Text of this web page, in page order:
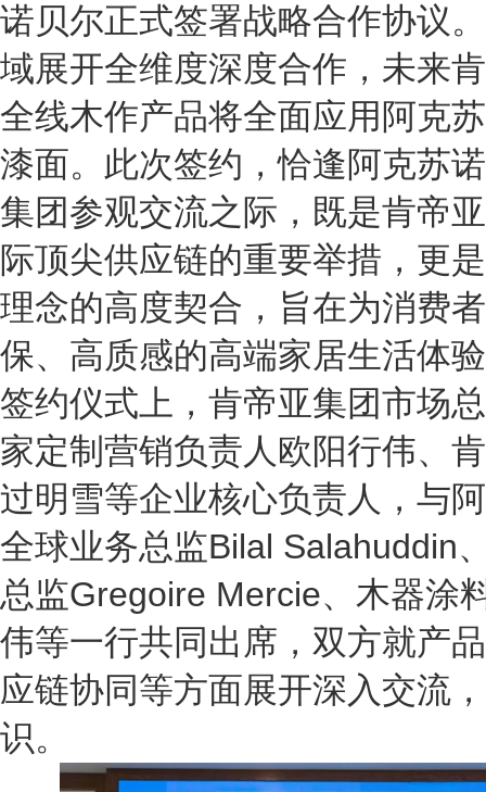
诺贝尔正式签署战略合作协议
域展开全维度深度合作，未来
全线木作产品将全面应用阿克
漆面。此次签约，恰逢阿克苏
集团参观交流之际，既是肯帝
际顶尖供应链的重要举措，更
理念的高度契合，旨在为消费
保、高质感的高端家居生活体
签约仪式上，肯帝亚集团市场
家定制营销负责人欧阳行伟、
过明雪等企业核心负责人，与
全球业务总监Bilal Salahuddin
总监Gregoire Mercie、木器涂
伟等一行共同出席，双方就产
应链协同等方面展开深入交流
识。